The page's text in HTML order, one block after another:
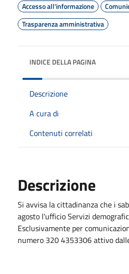
Accesso all'informazione
Trasparenza amministrativa
INDICE DELLA PAGINA
Descrizione
A cura di
Contenuti correlati
Descrizione
Si avvisa la cittadinanza che i
agosto l'ufficio Servizi
Esclusivamente per
numero 320 4353306 attivo